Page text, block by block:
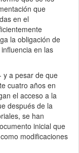
que
en el
la obligación de
en las
y a pesar de que
cuatro años en
el acceso a la
después de la
se han
inicial que
modificaciones